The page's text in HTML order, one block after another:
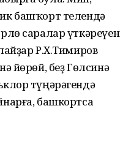
башҡорт телендә
саралар үткәреүен
Р.Х.Тимиров
йөрөй, беҙ Гөлсинә
түңәрәгендә
башкортса